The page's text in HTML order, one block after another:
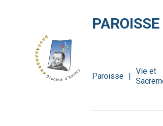
Paroisse
Vie et